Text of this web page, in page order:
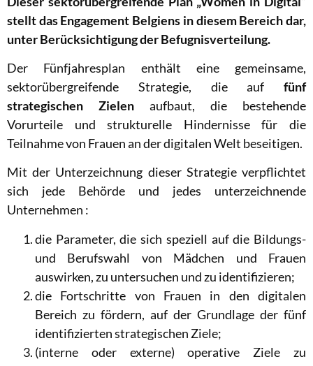
stellt das Engagement Belgiens in diesem Bereich dar,
unter Berücksichtigung der Befugnisverteilung.
Der Fünfjahresplan enthält eine gemeinsame,
sektorübergreifende Strategie, die auf fünf
strategischen Zielen aufbaut, die bestehende
Vorurteile und strukturelle Hindernisse für die
Teilnahme von Frauen an der digitalen Welt beseitigen.
Mit der Unterzeichnung dieser Strategie verpflichtet
sich jede Behörde und jedes unterzeichnende
Unternehmen :
die Parameter, die sich speziell auf die Bildungs-
und Berufswahl von Mädchen und Frauen
auswirken, zu untersuchen und zu identifizieren;
die Fortschritte von Frauen in den digitalen
Bereich zu fördern, auf der Grundlage der fünf
identifizierten strategischen Ziele;
(interne oder externe) operative Ziele zu